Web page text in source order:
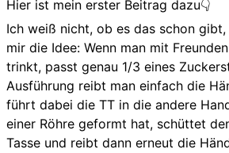
Hier ist mein erster Beitrag dazu👇
Ich weiß nicht, ob es das schon
mir die Idee: Wenn man mit
trinkt, passt genau 1/3 eines
Ausführung reibt man einfach die
führt dabei die TT in die andere
einer Röhre geformt hat, schüttet
Tasse und reibt dann erneut die